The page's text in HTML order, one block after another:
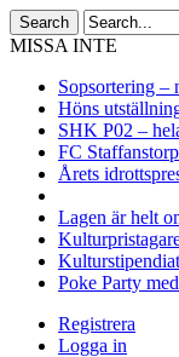
MISSA INTE
Sopsortering –
Höns
SHK P02 –
FC
Årets
Lagen är helt
Poke Party
Registrera
Logga in